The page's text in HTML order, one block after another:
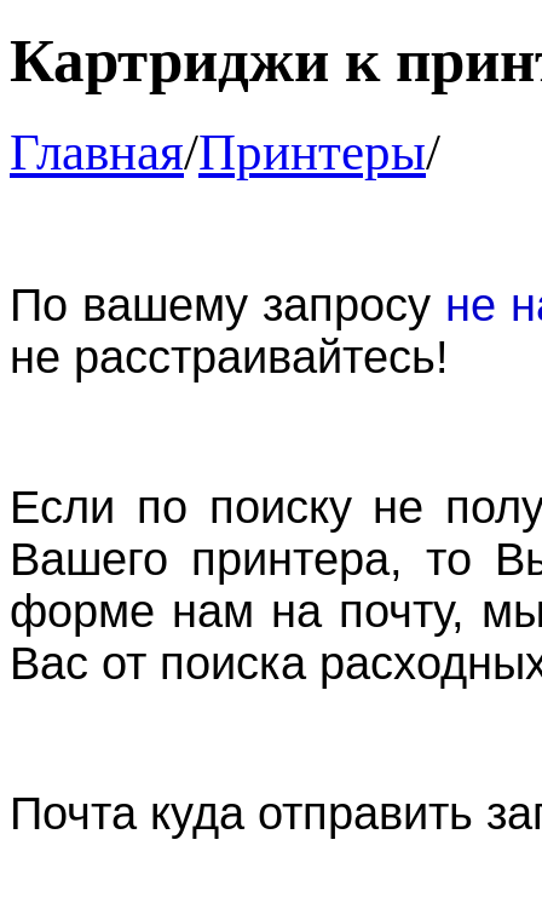
Картриджи к
Главная/Принтеры/
По вашему запросу не
не расстраивайтесь!
Если по поиску не
Вашего принтера, то
форме нам на почту,
Вас от поиска
Почта куда отправить